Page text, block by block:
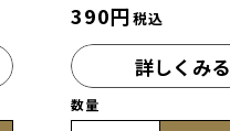
390円税込
詳しくみる
数量